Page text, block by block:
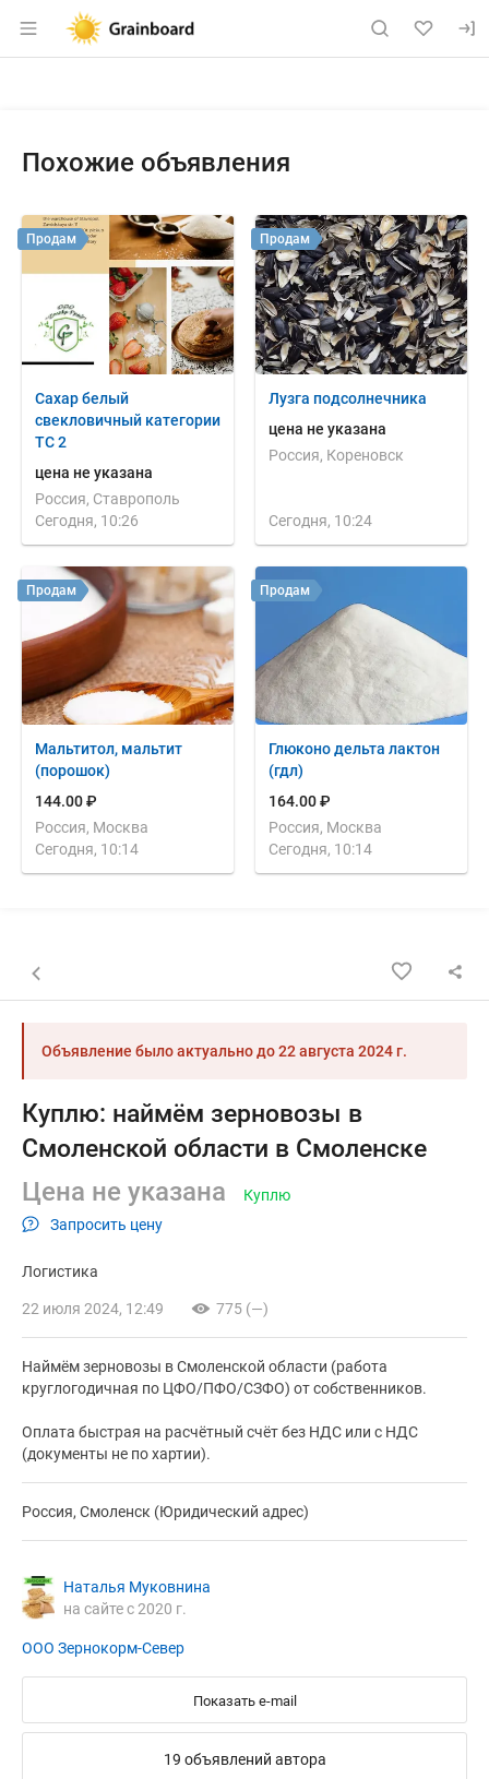
Раздел навигации по сайту
Похожие объявления
Сахар белый
свекловичный категории
ТС 2
цена не указана
Россия, Ставрополь
Сегодня, 10:26
Продам
Лузга подсолнечника
цена не указана
Россия, Кореновск
Сегодня, 10:24
Продам
Мальтитол, мальтит
(порошок)
144.00 ₽
Россия, Москва
Сегодня, 10:14
Продам
Глюконо дельта лактон
(гдл)
164.00 ₽
Россия, Москва
Сегодня, 10:14
Продам
Назад к списку объявлений
Объявление было актуально до22 августа 2024 г.
Куплю: наймём зерновозы в
Смоленской области в Смоленске
Цена не указана
Запросить цену
Куплю
Логистика
22 июля 2024, 12:49 775 (—)
Наймём зерновозы в Смоленской области (работа
круглогодичная по ЦФО/ПФО/СЗФО) от собственников.
Оплата быстрая на расчётный счёт без НДС или с НДС
(документы не по хартии).
Россия, Смоленск (Юридический адрес)
Наталья Муковнина
на сайте с 2020 г.
ООО Зернокорм-Север
Показать e-mail
19 объявлений автора